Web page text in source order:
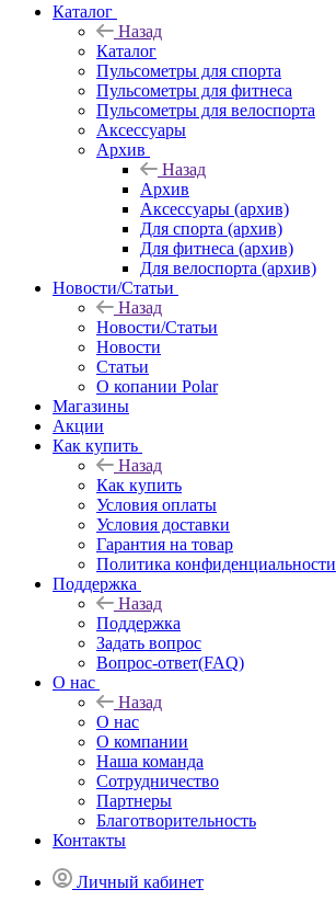
Каталог
Назад
Каталог
Пульсометры для спорта
Пульсометры для фитнеса
Пульсометры для велоспорта
Аксессуары
Архив
Назад
Архив
Аксессуары (архив)
Для спорта (архив)
Для фитнеса (архив)
Для велоспорта (архив)
Новости/Статьи
Назад
Новости/Статьи
Новости
Статьи
О копании Polar
Магазины
Акции
Как купить
Назад
Как купить
Условия оплаты
Условия доставки
Гарантия на товар
Политика конфиденциальности
Поддержка
Назад
Поддержка
Задать вопрос
Вопрос-ответ(FAQ)
О нас
Назад
О нас
О компании
Наша команда
Сотрудничество
Партнеры
Благотворительность
Контакты
Личный кабинет